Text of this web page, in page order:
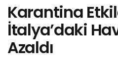
Karantina
İtalya’daki
Azaldı